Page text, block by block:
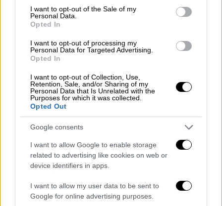
consent section.
I want to opt-out of the Sale of my
Personal Data.
Opted In
I want to opt-out of processing my
Personal Data for Targeted Advertising.
Opted In
I want to opt-out of Collection, Use,
Retention, Sale, and/or Sharing of my
Personal Data that Is Unrelated with the
Purposes for which it was collected.
Opted Out
Google consents
I want to allow Google to enable storage
related to advertising like cookies on web or
device identifiers in apps.
I want to allow my user data to be sent to
Google for online advertising purposes.
Και άρχισαν οι έρευνες...
Η ιστορία του Χέλμουτ τράβηξε την
προσοχή του «Beheerinstituut», του
Ολλανδικού Ινστιτούτου Διαχείρισης
συνέχεια διαπίστωσε ότι, με βάση τη
μαρτυρία του Γερμανού, η αξία του θησαυρού
κυμαινόταν μεταξύ δύο και τριών
εκατομμυρίων ολλανδικών φιορινιών το
1945 (περίπου 20 εκατομμύρια δολάρια σε
σημερινές τιμές). Επιπλέον, με τη βοήθεια
του Χέλμουτ, μπόρεσαν να εντοπίσουν το
πού βρισκόταν ο θησαυρός με έναν χάρτη,
όπου το «Χ» σηματοδοτούσε το ακριβές
σημείο της ταφής των τιμαλφών.